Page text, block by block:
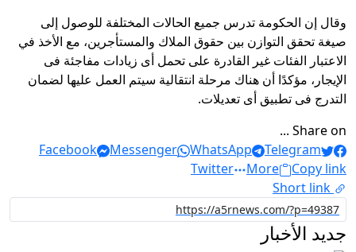
وقال إن الحكومة تدرس جميع الحالات المختلفة للوصول إلى
صيغة تحقق التوازن بين حقوق الملاك والمستأجرين، مع الأخذ في
الاعتبار الفئات غير القادرة على تحمل أى زيادات مفاجئة فى
الإيجار، مؤكدًا أن هناك مرحلة انتقالية سيتم العمل عليها لضمان
التدرج فى تطبيق أى تعديلات.
Share on ...
Facebook
Messenger WhatsApp
Telegram
Twitter
More
Copy link
Short link
جديد الأخبار